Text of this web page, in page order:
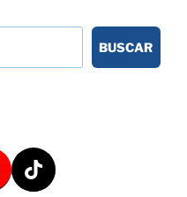
BUSCAR